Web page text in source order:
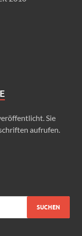
Sie
aufrufen.